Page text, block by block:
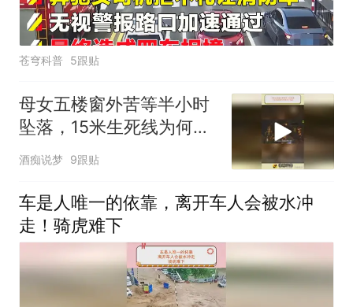
苍穹科普 5跟贴
母女五楼窗外苦等半小时
坠落，15米生死线为何救
不了她们
酒痴说梦 9跟贴
车是人唯一的依靠，离开车人会被水冲
走！骑虎难下